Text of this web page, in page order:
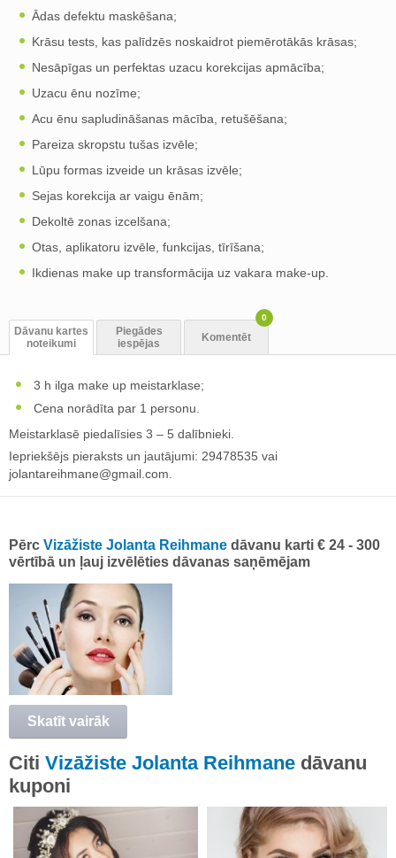
Ādas defektu maskēšana;
Krāsu tests, kas palīdzēs noskaidrot piemērotākās krāsas;
Nesāpīgas un perfektas uzacu korekcijas apmācība;
Uzacu ēnu nozīme;
Acu ēnu sapludināšanas mācība, retušēšana;
Pareiza skropstu tušas izvēle;
Lūpu formas izveide un krāsas izvēle;
Sejas korekcija ar vaigu ēnām;
Dekoltē zonas izcelšana;
Otas, aplikatoru izvēle, funkcijas, tīrīšana;
Ikdienas make up transformācija uz vakara make-up.
Dāvanu kartes
noteikumi
Piegādes
iespējas
Komentēt
0
3 h ilga make up meistarklase;
Cena norādīta par 1 personu.
Meistarklasē piedalīsies 3 – 5 dalībnieki.
Iepriekšējs pieraksts un jautājumi: 29478535 vai
jolantareihmane@gmail.com
Pērc Vizāžiste Jolanta Reihmane dāvanu karti € 24 - 300
vērtībā un ļauj izvēlēties dāvanas saņēmējam
Skatīt vairāk
Citi Vizāžiste Jolanta Reihmane dāvanu
kuponi